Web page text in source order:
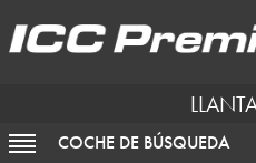
ACTIVAR NAVEGACIÓN
COCHE DE BÚSQUEDA